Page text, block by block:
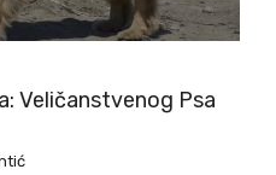
Veličanstvenog Psa